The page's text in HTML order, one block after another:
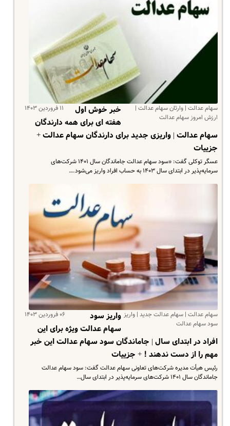
سهام عدالت | وارثان سهام عدالت |
ارزش امروز سهام عدالت
۱۱ فروردین ۱۴۰۳
خبر خوش اول
هفته ای برای همه دارندگان
سهام عدالت | واریزی جدید برای دارندگان سهام عدالت +
جزییات
عسگر توکلی گفت: «سود سهام عدالت جاماندگان سال ۱۴۰۱ شرکت‌های
سرمایه‌پذیر در ابتدای سال ۱۴۰۳ به حساب افراد واریز می‌شود.…
سهام عدالت | سهام عدالت جدید | واریز
سود سهام عدالت
۰۶ فروردین ۱۴۰۳
واریز سود
سهام عدالت ویژه برای این
افراد در ابتدای سال | جاماندگان سود سهام عدالت این خبر
مهم را از دست ندهند ! + جزییات
رئیس هیأت مدیره شرکت‌های تعاونی سهام عدالت گفت: سود سهام عدالت
جاماندگان سال ۱۴۰۱ شرکت‌های سرمایه‌پذیر در ابتدای سال…